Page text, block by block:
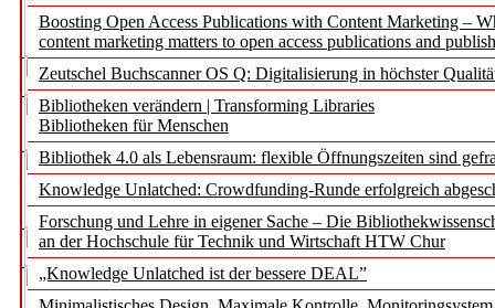
Boosting Open Access Publications with Content Marketing –
content marketing matters to open access publications and
Zeutschel Buchscanner OS Q: Digitalisierung in höchster
Bibliotheken verändern | Transforming Libraries
Bibliotheken für Menschen
Bibliothek 4.0 als Lebensraum: flexible Öffnungszeiten sind
Knowledge Unlatched: Crowdfunding-Runde erfolgreich
Forschung und Lehre in eigener Sache – Die
an der Hochschule für Technik und Wirtschaft HTW Chur
„Knowledge Unlatched ist der bessere DEAL”